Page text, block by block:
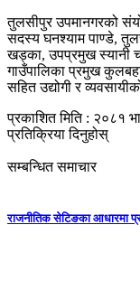
तुलसीपुर उपमानगरको
सदस्य घनश्याम पाण्डे,
खड्का, उपप्रमुख स्यानी
गाउँपालिका प्रमुख
सहित उद्योगी र
प्रकाशित मिति : २०८१
प्रतिक्रिया दिनुहोस्
सम्बन्धित समाचार
राजनीतिक सेटिङका आधारमा